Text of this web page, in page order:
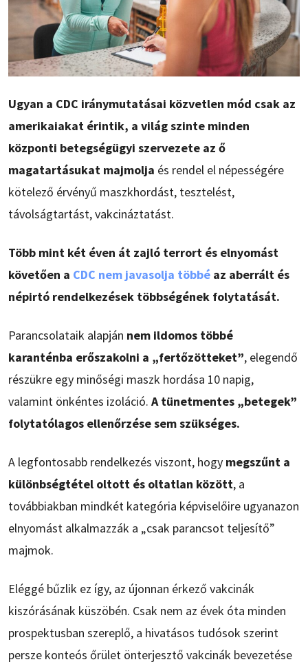
Ugyan a CDC iránymutatásai közvetlen mód csak az
amerikaiakat érintik, a világ szinte minden
központi betegségügyi szervezete az ő
magatartásukat majmolja és rendel el népességére
kötelező érvényű maszkhordást, tesztelést,
távolságtartást, vakcináztatást.
Több mint két éven át zajló terrort és elnyomást
követően a CDC nem javasolja többé az aberrált és
népirtó rendelkezések többségének folytatását.
Parancsolataik alapján nem ildomos többé
karanténba erőszakolni a „fertőzötteket”, elegendő
részükre egy minőségi maszk hordása 10 napig,
valamint önkéntes izoláció. A tünetmentes „betegek”
folytatólagos ellenőrzése sem szükséges.
A legfontosabb rendelkezés viszont, hogy megszűnt a
különbségtétel oltott és oltatlan között, a
továbbiakban mindkét kategória képviselőire ugyanazon
elnyomást alkalmazzák a „csak parancsot teljesítő”
majmok.
Eléggé bűzlik ez így, az újonnan érkező vakcinák
kiszórásának küszöbén. Csak nem az évek óta minden
prospektusban szereplő, a hivatásos tudósok szerint
persze konteós őrület önterjesztő vakcinák bevezetése